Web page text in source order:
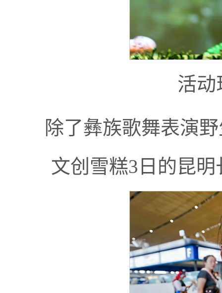
活动
除了彝族歌舞表演
文创雪糕3日的昆